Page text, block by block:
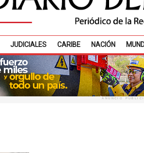
JUDICIALES CARIBE NACIÓN
ANUNCIO